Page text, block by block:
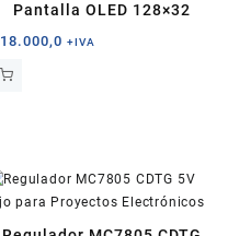
Pantalla OLED 128×32
18.000,0 +IVA